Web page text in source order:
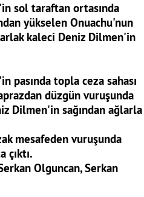
sol taraftan ortasında
yükselen Onuachu'nun
kaleci Deniz Dilmen'in
pasında topla ceza sahası
düzgün vuruşunda
Dilmen'in sağından ağlarla
mesafeden vuruşunda
çıktı.
Olguncan, Serkan